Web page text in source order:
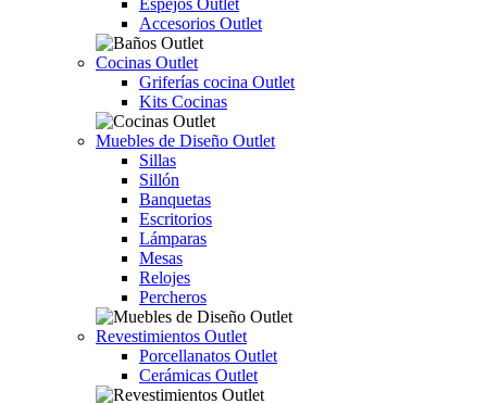
Espejos Outlet
Accesorios Outlet
Cocinas Outlet
Griferías cocina Outlet
Kits Cocinas
Muebles de Diseño Outlet
Sillas
Sillón
Banquetas
Escritorios
Lámparas
Mesas
Relojes
Percheros
Revestimientos Outlet
Porcellanatos Outlet
Cerámicas Outlet